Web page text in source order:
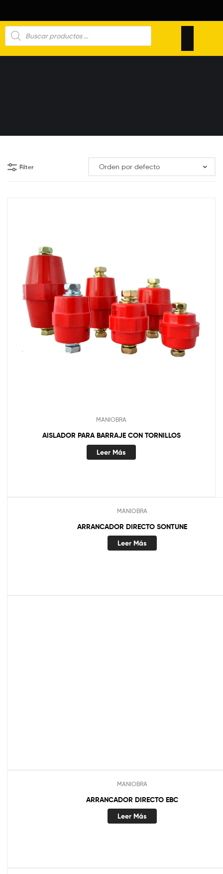
Filter
MANIOBRA
AISLADOR PARA BARRAJE CON TORNILLOS
Leer Más
MANIOBRA
ARRANCADOR DIRECTO SONTUNE
Leer Más
MANIOBRA
ARRANCADOR DIRECTO EBC
Leer Más